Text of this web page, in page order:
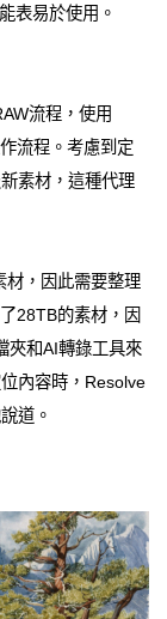
表易於使用。
流程，使用
流程。考慮到定
素材，這種代理
材，因此需要整理
28TB的素材，因
夾和AI轉錄工具來
內容時，Resolve
道。